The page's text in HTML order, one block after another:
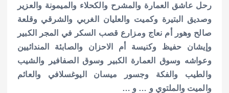
رحل عاشق العمارة والمشرح والكحلاء والميمونة والعزير
وصديق البتيرة وكميت والعليان الغربي والشرقي وقلعة
صالح وهور أم نعاج ومزارع قصب السكر في المجر الكبير
وإيشان حفيظ وكنيسة أم الاحزان والصابئة المندائيين
وعواشه وسوق العمارة الكبير وسوق الصفافير والشيب
والطيب والفكة وجسور ميسان اليوغسلافي والعائم
والميت والملتوي و … و …